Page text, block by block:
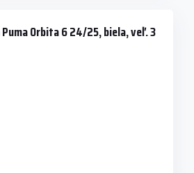
Orbita 6 24/25, biela, veľ. 3